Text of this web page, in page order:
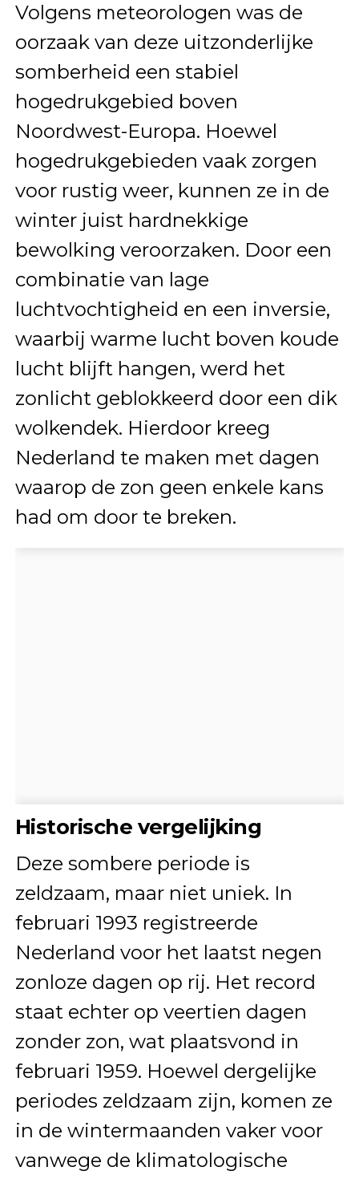
Volgens meteorologen was de
oorzaak van deze uitzonderlijke
somberheid een stabiel
hogedrukgebied boven
Noordwest-Europa. Hoewel
hogedrukgebieden vaak zorgen
voor rustig weer, kunnen ze in de
winter juist hardnekkige
bewolking veroorzaken. Door een
combinatie van lage
luchtvochtigheid en een inversie,
waarbij warme lucht boven koude
lucht blijft hangen, werd het
zonlicht geblokkeerd door een dik
wolkendek. Hierdoor kreeg
Nederland te maken met dagen
waarop de zon geen enkele kans
had om door te breken.
Historische vergelijking
Deze sombere periode is
zeldzaam, maar niet uniek. In
februari 1993 registreerde
Nederland voor het laatst negen
zonloze dagen op rij. Het record
staat echter op veertien dagen
zonder zon, wat plaatsvond in
februari 1959. Hoewel dergelijke
periodes zeldzaam zijn, komen ze
in de wintermaanden vaker voor
vanwege de klimatologische